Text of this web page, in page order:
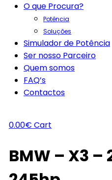
O que Procura?
Potência
Soluções
Simulador de Potência
Ser nosso Parceiro
Quem somos
FAQ’s
Contactos
0.00€ Cart
BMW – X3 –